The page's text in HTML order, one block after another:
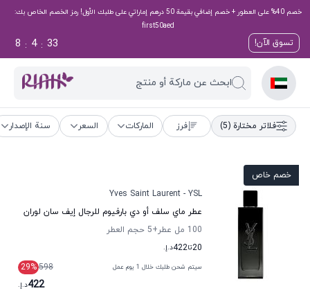
خصم 40% على العطور + خصم إضافي بقيمة 50 درهم إماراتي على طلبك الأول! رمز الخصم الخاص بك:
first50aed
تسوق الآن! 32
:
4
:
8
ابحث عن ماركة أو منتج
فلاتر مختارة (5) فرز الماركات السعر سنة الإصدار
خصم خاص
Yves Saint Laurent - YSL
عطر ماي سلف أو دي بارفيوم للرجال إيف سان لوران
100 مل عطر
+5
حجم العطر
20تا422د.إ.
سيتم شحن طلبك خلال 1 يوم عمل 598
29%
422د.إ.